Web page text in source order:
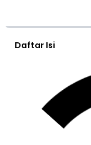
Daftar Isi